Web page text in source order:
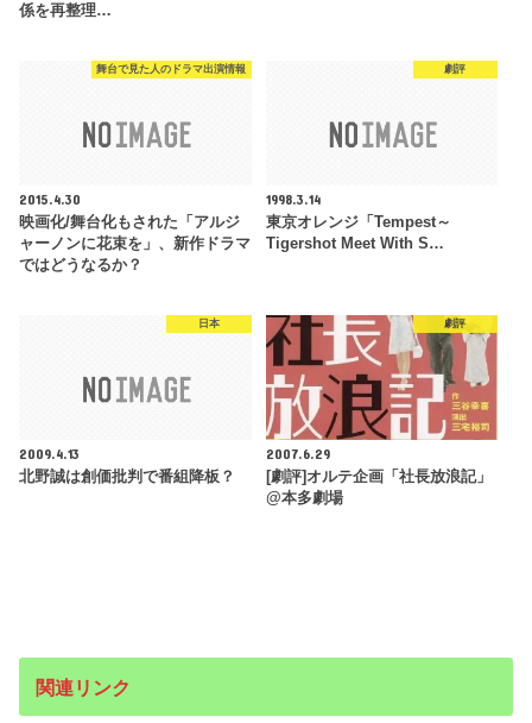
係を再整理…
舞台で見た人のドラマ出演情報
2015.4.30
映画化/舞台化もされた「アルジ
ャーノンに花束を」、新作ドラマ
ではどうなるか？
劇評
1998.3.14
東京オレンジ「Tempest～
Tigershot Meet With S…
日本
2009.4.13
北野誠は創価批判で番組降板？
劇評
2007.6.29
[劇評]オルテ企画「社長放浪記」
@本多劇場
関連リンク